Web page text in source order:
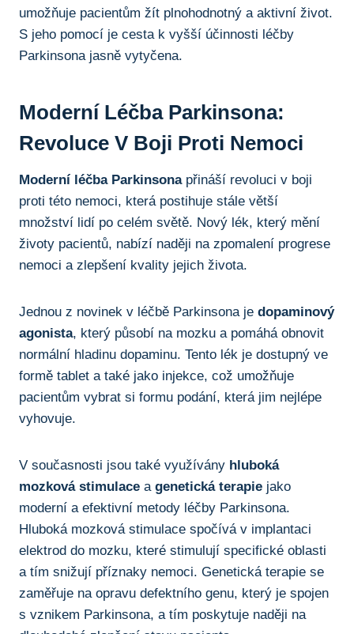
umožňuje pacientům žít plnohodnotný a aktivní život.
S jeho pomocí je cesta k vyšší⁤ účinnosti léčby
‌Parkinsona jasně vytyčena.
Moderní‍ Léčba​ Parkinsona:
Revoluce V Boji Proti Nemoci
Moderní léčba⁢ Parkinsonapřináší revoluci v boji
proti této nemoci, která postihuje stále ⁢větší
množství lidí ​po celém světě. Nový lék,​ který mění
životy pacientů, ​nabízí naději na zpomalení progrese
nemoci a zlepšení kvality jejich života.
Jednou⁢ z novinek v léčbě Parkinsona je dopaminový
agonista, který působí na‌ mozku a pomáhá obnovit
normální hladinu ⁣dopaminu. Tento lék je dostupný ‌ve
⁣formě tablet a také jako injekce,⁤ což umožňuje
pacientům vybrat si formu podání, která jim nejlépe
vyhovuje.
V současnosti jsou také využívány hluboká
mozková stimulace a genetická terapie jako
moderní a efektivní metody léčby Parkinsona.
Hluboká mozková stimulace spočívá v implantaci
elektrod do mozku, které stimulují specifické oblasti
a tím snižují příznaky‍ nemoci. Genetická ‍terapie se
zaměřuje​ na opravu⁤ defektního genu, který je spojen
s vznikem Parkinsona, a tím poskytuje naději na